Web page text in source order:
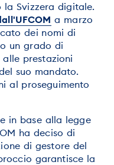
Svizzera digitale.
a marzo
dei nomi di
un grado di
prestazioni
suo mandato.
al proseguimento
in base alla legge
ha deciso di
di gestore del
garantisce la